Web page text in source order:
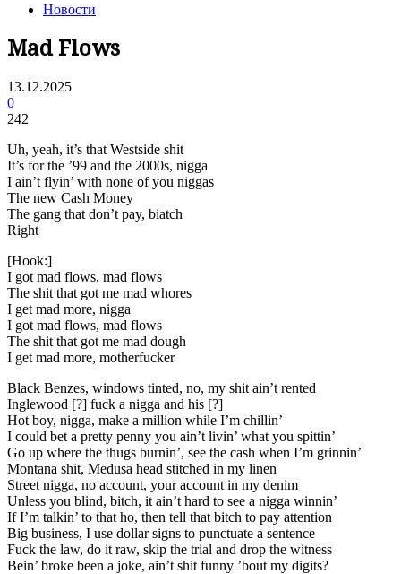
Новости
Mad Flows
13.12.2025
0
242
Uh, yeah, it’s that Westside shit
It’s for the ’99 and the 2000s, nigga
I ain’t flyin’ with none of you niggas
The new Cash Money
The gang that don’t pay, biatch
Right
[Hook:]
I got mad flows, mad flows
The shit that got me mad whores
I get mad more, nigga
I got mad flows, mad flows
The shit that got me mad dough
I get mad more, motherfucker
Black Benzes, windows tinted, no, my shit ain’t rented
Inglewood [?] fuck a nigga and his [?]
Hot boy, nigga, make a million while I’m chillin’
I could bet a pretty penny you ain’t livin’ what you spittin’
Go up where the thugs burnin’, see the cash when I’m grinnin’
Montana shit, Medusa head stitched in my linen
Street nigga, no account, your account in my denim
Unless you blind, bitch, it ain’t hard to see a nigga winnin’
If I’m talkin’ to that ho, then tell that bitch to pay attention
Big business, I use dollar signs to punctuate a sentence
Fuck the law, do it raw, skip the trial and drop the witness
Bein’ broke been a joke, ain’t shit funny ’bout my digits?